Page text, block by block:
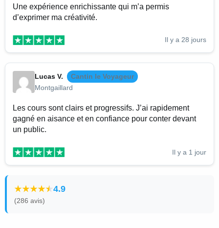
Une expérience enrichissante qui m’a permis
d’exprimer ma créativité.
Il y a 28 jours
Lucas V.
Cantin le Voyageur
Montgaillard
Les cours sont clairs et progressifs. J’ai rapidement
gagné en aisance et en confiance pour conter devant
un public.
Il y a 1 jour
4.9
(286 avis)